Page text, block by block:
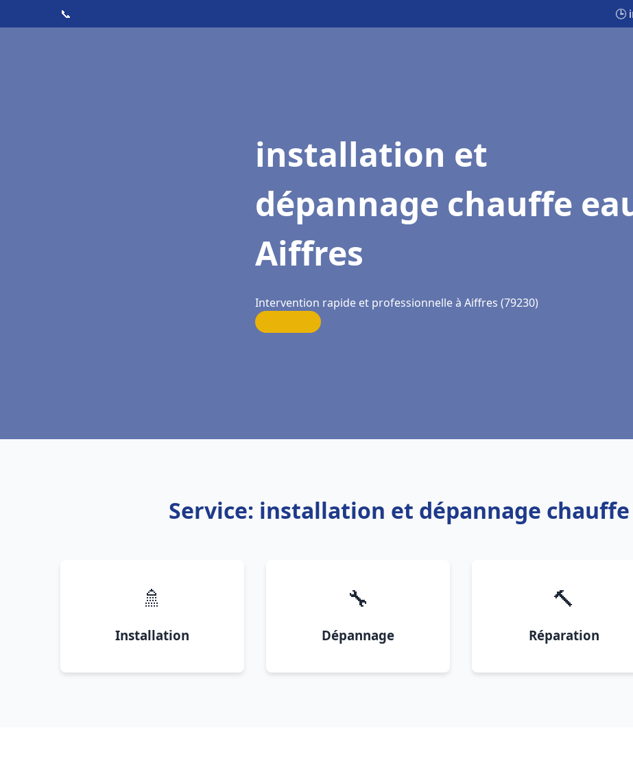
📞 🕒
installation et
dépannage chauffe
Aiffres
Intervention rapide et professionnelle à Aiffres (79230)
Service: installation et dépannage
🚿
Installation
🔧
Dépannage
🔨
Réparation